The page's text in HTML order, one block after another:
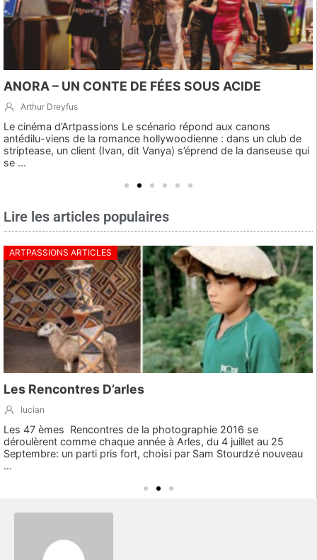
ANORA – UN CONTE DE FÉES SOUS ACIDE
Arthur Dreyfus
Le cinéma d’Artpassions Le scénario répond aux canons
antédilu-viens de la romance hollywoodienne : dans un club de
striptease, un client (Ivan, dit Vanya) s’éprend de la danseuse qui
se ...
Lire les articles populaires
ARTPASSIONS ARTICLES
Les Rencontres D’arles
lucian
Les 47 èmes Rencontres de la photographie 2016 se
déroulèrent comme chaque année à Arles, du 4 juillet au 25
Septembre: un parti pris fort, choisi par Sam Stourdzé nouveau
...